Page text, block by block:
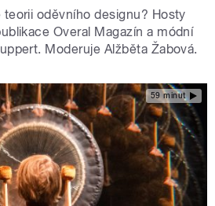
oděvního designu? Hosty
Overal Magazín a módní
Moderuje Alžběta Žabová.
59 minut